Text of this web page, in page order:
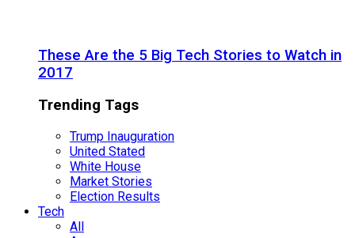
These Are the 5 Big Tech Stories to Watch in
2017
Trending Tags
Trump Inauguration
United Stated
White House
Market Stories
Election Results
Tech
All